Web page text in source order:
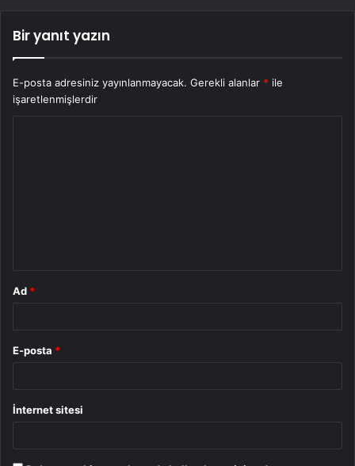
Bir yanıt yazın
E-posta adresiniz yayınlanmayacak. Gerekli alanlar * ile
işaretlenmişlerdir
Ad *
E-posta *
İnternet sitesi